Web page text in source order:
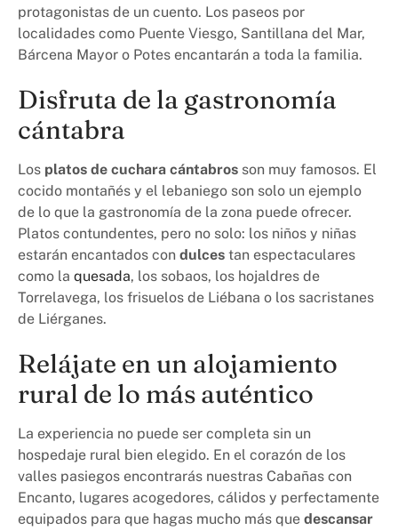
protagonistas de un cuento. Los paseos por
localidades como Puente Viesgo, Santillana del Mar,
Bárcena Mayor o Potes encantarán a toda la familia.
Disfruta de la gastronomía
cántabra
Los platos de cuchara cántabros son muy famosos. El
cocido montañés y el lebaniego son solo un ejemplo
de lo que la gastronomía de la zona puede ofrecer.
Platos contundentes, pero no solo: los niños y niñas
estarán encantados con dulces tan espectaculares
como la quesada, los sobaos, los hojaldres de
Torrelavega, los frisuelos de Liébana o los sacristanes
de Liérganes.
Relájate en un alojamiento
rural de lo más auténtico
La experiencia no puede ser completa sin un
hospedaje rural bien elegido. En el corazón de los
valles pasiegos encontrarás nuestras Cabañas con
Encanto, lugares acogedores, cálidos y perfectamente
equipados para que hagas mucho más que descansar